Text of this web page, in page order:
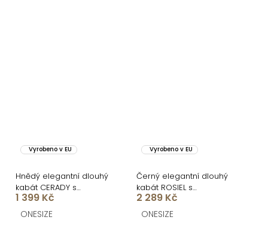
Vyrobeno v EU
Hnědý elegantní dlouhý
kabát CERADY s
opaskem
1 399 Kč
ONESIZE
Vyrobeno v EU
Černý elegantní dlouhý
kabát ROSIEL s
kožešinkou
2 289 Kč
ONESIZE